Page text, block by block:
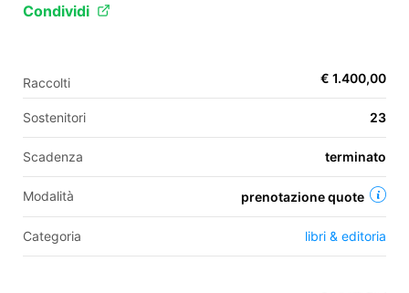
IT
FR
ES
Condividi
Raccolti € 1.400,00
Sostenitori 23
Scadenza terminato
Modalità prenotazione quote
Categoria libri & editoria